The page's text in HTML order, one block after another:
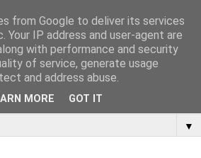
▼
from Google to deliver its services
Your IP address and user-agent are
with performance and security
of service, generate usage
and address abuse.
MORE GOT IT